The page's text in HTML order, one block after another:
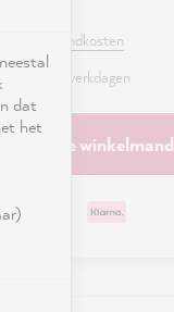
excl. verzendkosten
2 - 3 werkdagen
In de winkelmand
dat
het